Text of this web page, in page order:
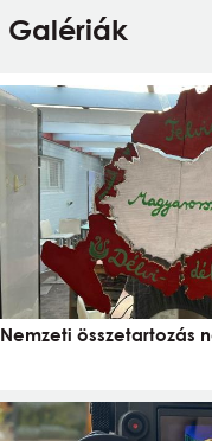
Galériák
Nemzeti összetartozás